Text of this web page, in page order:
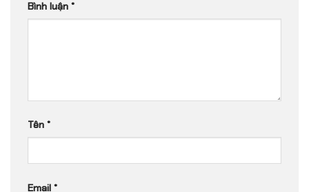
Bình luận *
Tên *
Email *